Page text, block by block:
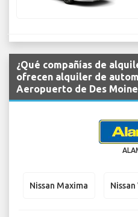
¿Qué compañías de
ofrecen alquiler de
Aeropuerto de Des
Nissan Maxima Nissan